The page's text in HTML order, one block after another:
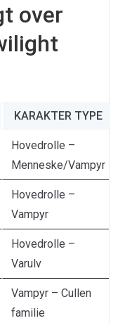
over
KARAKTER TYPE
Hovedrolle –
Menneske/Vampyr
Hovedrolle –
Vampyr
Hovedrolle –
Varulv
Vampyr – Cullen
familie